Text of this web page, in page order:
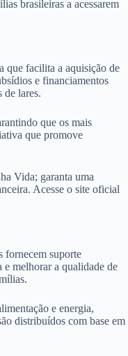
brasileiras a acessarem
que facilita a aquisição de
e financiamentos
de lares.
que os mais
que promove
Vida; garanta uma
Acesse o site oficial
fornecem suporte
melhorar a qualidade de
e energia,
distribuídos com base em